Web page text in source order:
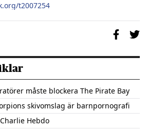
t2007254
måste blockera The Pirate Bay
skivomslag är barnpornografi
Hebdo